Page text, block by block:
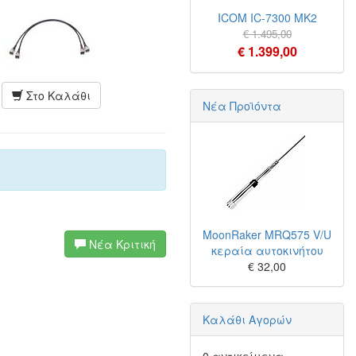
Στο Καλάθι
Νέα Κριτική
ICOM IC-7300 MK2
€ 1.495,00
€ 1.399,00
Νέα Προϊόντα
MoonRaker MRQ575 V/U
κεραία αυτοκινήτου
€ 32,00
Καλάθι Αγορών